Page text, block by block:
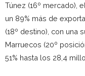
Túnez (16º mercado),
un 89% más de
(18º destino), con una
Marruecos (20º
51% hasta los 28,4